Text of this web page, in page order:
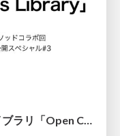
コミュニティ駆動 AWS CDK ライブラリ「Open Constructs Library」 / community-cdk-library